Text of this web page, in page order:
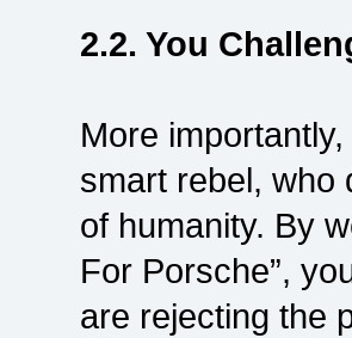
2.2. You
More
smart rebel, who
of humanity. By
For Porsche”,
are rejecting the